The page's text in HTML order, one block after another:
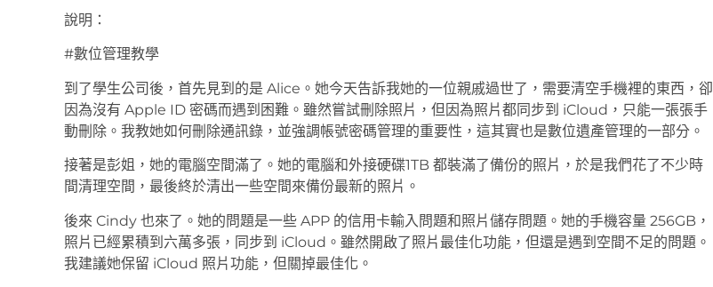
說明：
#數位管理教學
到了學生公司後，首先見到的是 Alice。她今天告訴我她的一位親戚過世了，需要清空手機裡的東西，卻
因為沒有 Apple ID 密碼而遇到困難。雖然嘗試刪除照片，但因為照片都同步到 iCloud，只能一張張手
動刪除。我教她如何刪除通訊錄，並強調帳號密碼管理的重要性，這其實也是數位遺產管理的一部分。
接著是彭姐，她的電腦空間滿了。她的電腦和外接硬碟1TB 都裝滿了備份的照片，於是我們花了不少時
間清理空間，最後終於清出一些空間來備份最新的照片。
後來 Cindy 也來了。她的問題是一些 APP 的信用卡輸入問題和照片儲存問題。她的手機容量 256GB，
照片已經累積到六萬多張，同步到 iCloud。雖然開啟了照片最佳化功能，但還是遇到空間不足的問題。
我建議她保留 iCloud 照片功能，但關掉最佳化。